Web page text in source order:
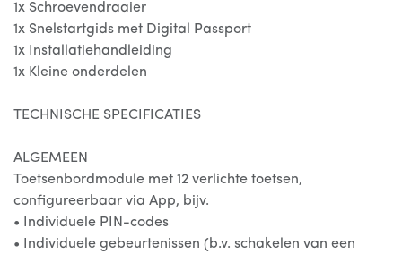
1x Schroevendraaier
1x Snelstartgids met Digital Passport
1x Installatiehandleiding
1x Kleine onderdelen
TECHNISCHE SPECIFICATIES
ALGEMEEN
Toetsenbordmodule met 12 verlichte toetsen,
configureerbaar via App, bijv.
• Individuele PIN-codes
• Individuele gebeurtenissen (b.v. schakelen van een